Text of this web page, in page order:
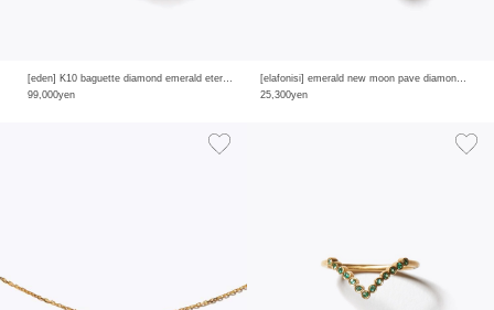
[eden] K10 baguette diamond emerald eternity ring
99,000yen
[elafonisi] emerald new moon pave diamond ring
25,300yen